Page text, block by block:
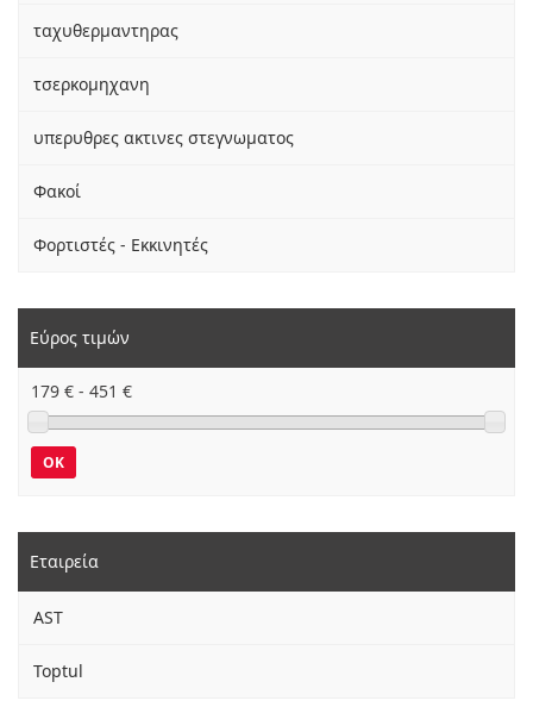
ταχυθερμαντηρας
τσερκομηχανη
υπερυθρες ακτινες στεγνωματος
Φακοί
Φορτιστές - Εκκινητές
Εύρος τιμών
179 € - 451 €
OK
Εταιρεία
AST
Toptul